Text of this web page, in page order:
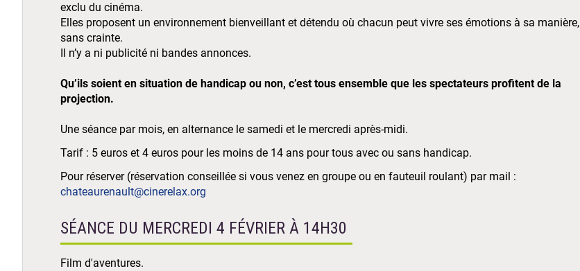
exclu du cinéma.
Elles proposent un environnement bienveillant et détendu où chacun peut vivre ses émotions à sa manière,
sans crainte.
Il n’y a ni publicité ni bandes annonces.
Qu’ils soient en situation de handicap ou non, c’est tous ensemble que les spectateurs profitent de la
projection.
Une séance par mois, en alternance le samedi et le mercredi après-midi.
Tarif : 5 euros et 4 euros pour les moins de 14 ans pour tous avec ou sans handicap.
Pour réserver (réservation conseillée si vous venez en groupe ou en fauteuil roulant) par mail :
chateaurenault@cinerelax.org
SÉANCE DU MERCREDI 4 FÉVRIER À 14H30
Film d'aventures.